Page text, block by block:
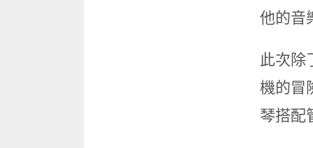
他的音
此次除
機的冒
琴搭配